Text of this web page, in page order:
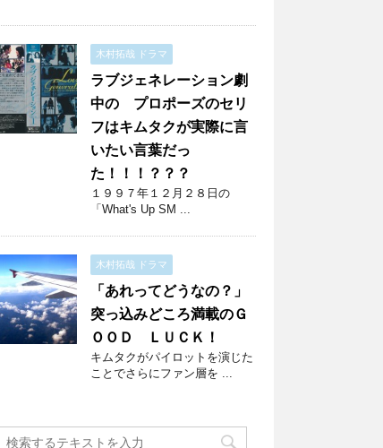
木村拓哉 ドラマ
ラブジェネレーション劇
中の プロポーズのセリ
フはキムタクが実際に言
いたい言葉だっ
た！！！？？？
１９９７年１２月２８日の
「What's Up SM ...
木村拓哉 ドラマ
「あれってどうなの？」
突っ込みどころ満載のＧ
ＯＯＤ ＬＵＣＫ！
キムタクがパイロットを演じた
ことでさらにファン層を ...